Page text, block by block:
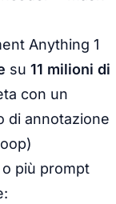
Anything 1
su 11 milioni di
con un
di annotazione
più prompt